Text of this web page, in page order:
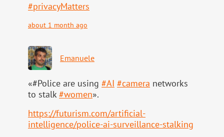
#privacyMatters
about 1 month ago
Emanuele
«#Police are using #AI #camera networks
to stalk#women».
https://futurism.com/artificial-
intelligence/police-ai-surveillance-stalking